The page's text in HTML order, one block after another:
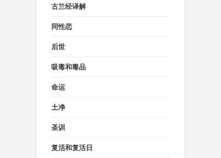
古兰经译解
同性恋
后世
吸毒和毒品
命运
土净
圣训
复活和复活日